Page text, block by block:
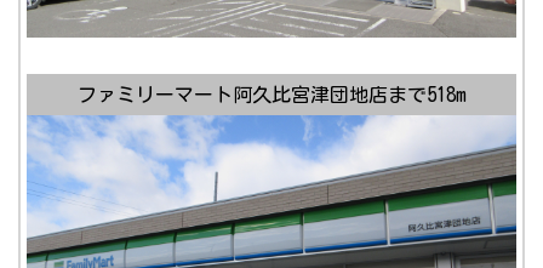
ファミリーマート阿久比宮津団地店まで518m